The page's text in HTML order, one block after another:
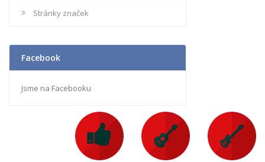
Stránky značek
Facebook
Jsme na Facebooku